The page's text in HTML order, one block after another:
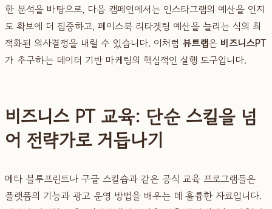
한 분석을 바탕으로, 다음 캠페인에서는 인스타그램의 예산을 인지
도 확보에 더 집중하고, 페이스북 리타겟팅 예산을 늘리는 식의 최
적화된 의사결정을 내릴 수 있습니다. 이처럼 뷰트랩은 비즈니스PT
가 추구하는 데이터 기반 마케팅의 핵심적인 실행 도구입니다.
비즈니스 PT 교육: 단순 스킬을 넘
어 전략가로 거듭나기
메타 블루프린트나 구글 스킬숍과 같은 공식 교육 프로그램들은
플랫폼의 기능과 광고 운영 방법을 배우는 데 훌륭한 자료입니다.